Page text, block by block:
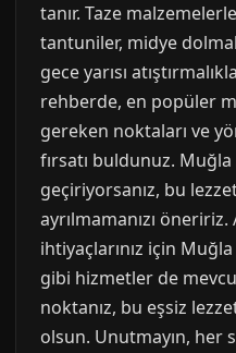
tanır. Taze
tantuniler, midye
gece yarısı
rehberde, en popüler
gereken noktaları ve
fırsatı buldunuz.
geçiriyorsanız, bu
ayrılmamanızı
ihtiyaçlarınız için
gibi hizmetler de
noktanız, bu eşsiz
olsun. Unutmayın, her